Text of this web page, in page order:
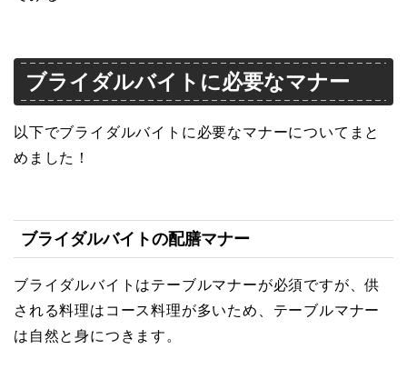
ブライダルバイトに必要なマナー
以下でブライダルバイトに必要なマナーについてまと
めました！
ブライダルバイトの配膳マナー
ブライダルバイトはテーブルマナーが必須ですが、供
される料理はコース料理が多いため、テーブルマナー
は自然と身につきます。